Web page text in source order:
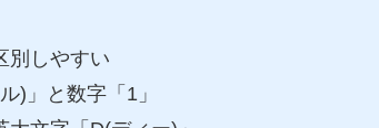
別しやすい
)」と数字「1」